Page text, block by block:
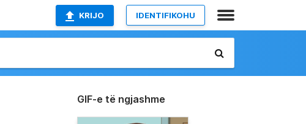
KRIJO IDENTIFIKOHU
GIF-e të ngjashme